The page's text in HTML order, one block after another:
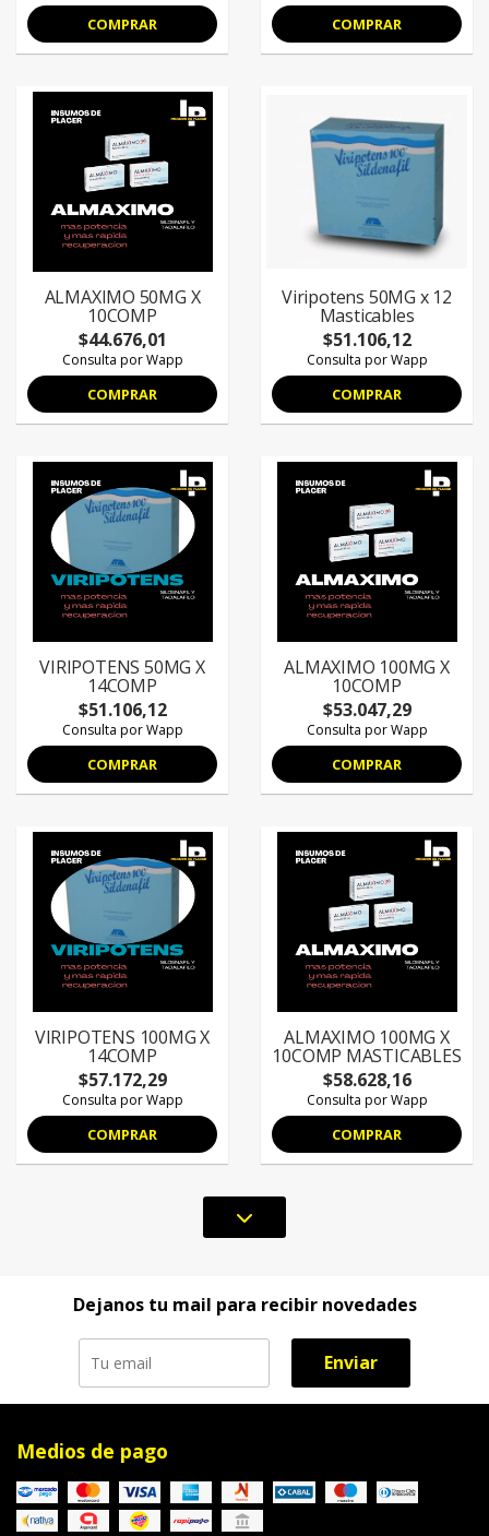
COMPRAR COMPRAR
ALMAXIMO 50MG X
10COMP
$44.676,01
Consulta por Wapp
COMPRAR
Viripotens 50MG x 12
Masticables
$51.106,12
Consulta por Wapp
COMPRAR
VIRIPOTENS 50MG X
14COMP
$51.106,12
Consulta por Wapp
COMPRAR
ALMAXIMO 100MG X
10COMP
$53.047,29
Consulta por Wapp
COMPRAR
VIRIPOTENS 100MG X
14COMP
$57.172,29
Consulta por Wapp
COMPRAR
ALMAXIMO 100MG X
10COMP MASTICABLES
$58.628,16
Consulta por Wapp
COMPRAR
Dejanos tu mail para recibir novedades
Enviar
Medios de pago